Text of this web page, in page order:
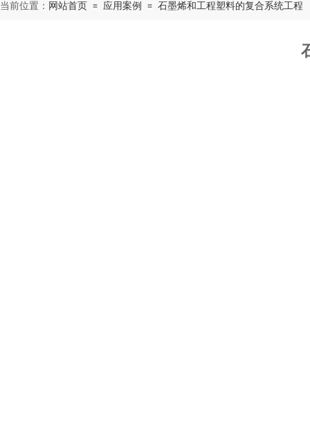
网站首页 ≡ 应用案例 ≡ 石墨烯和工程塑料的复合系统工程
当前位置：